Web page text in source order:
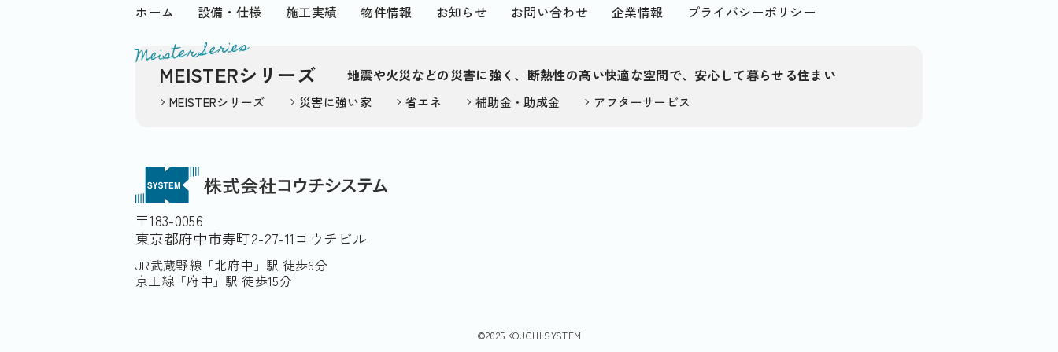
ホーム 設備・仕様 施工実績 物件情報 お知らせ お問い合わせ 企業情報 プライバシーポリシー
Meister Series
MEISTERシリーズ 地震や火災などの災害に強く、断熱性の高い快適な空間で、安心して暮らせる住まい
MEISTERシリーズ 災害に強い家 省エネ 補助金・助成金 アフターサービス
〒183-0056
東京都府中市寿町2-27-11コウチビル
JR武蔵野線「北府中」駅 徒歩6分
京王線「府中」駅 徒歩15分
©2025 KOUCHI SYSTEM